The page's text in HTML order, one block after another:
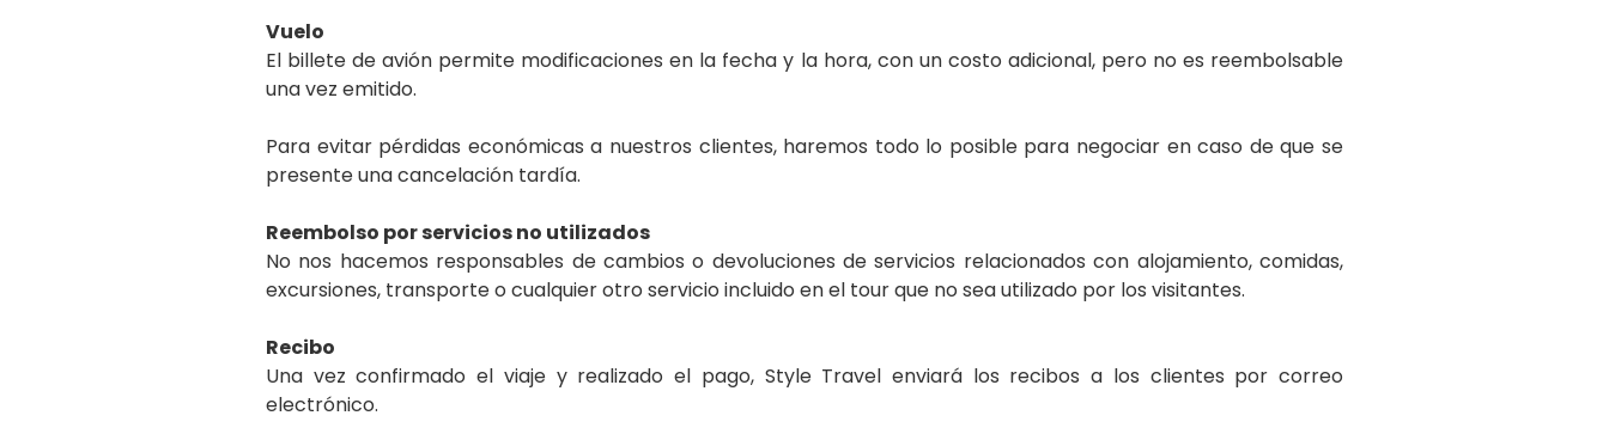
Vuelo
El billete de avión permite modificaciones en la fecha y la hora, con un costo adicional, pero no es reembolsable
una vez emitido.
Para evitar pérdidas económicas a nuestros clientes, haremos todo lo posible para negociar en caso de que se
presente una cancelación tardía.
Reembolso por servicios no utilizados
No nos hacemos responsables de cambios o devoluciones de servicios relacionados con alojamiento, comidas,
excursiones, transporte o cualquier otro servicio incluido en el tour que no sea utilizado por los visitantes.
Recibo
Una vez confirmado el viaje y realizado el pago, Style Travel enviará los recibos a los clientes por correo
electrónico.